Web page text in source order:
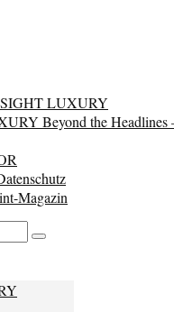
LUXURY
Beyond the Headlines
Magazin